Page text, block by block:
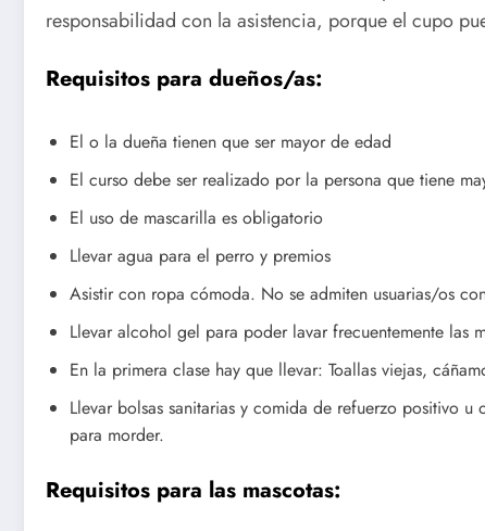
responsabilidad con la asistencia, porque el cupo
Requisitos para dueños/as:
El o la dueña tienen que ser mayor de edad
El curso debe ser realizado por la persona que tiene
El uso de mascarilla es obligatorio
Llevar agua para el perro y premios
Asistir con ropa cómoda. No se admiten usuarias/os
Llevar alcohol gel para poder lavar frecuentemente las
En la primera clase hay que llevar: Toallas viejas,
Llevar bolsas sanitarias y comida de refuerzo positivo
para morder.
Requisitos para las mascotas: